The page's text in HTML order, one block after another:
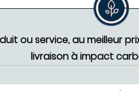
ou service, au meilleur
livraison à impact